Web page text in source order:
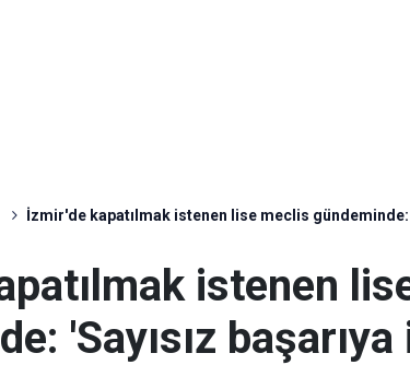
İzmir'de kapatılmak istenen lise meclis gündeminde:
istenen
'Sayısız